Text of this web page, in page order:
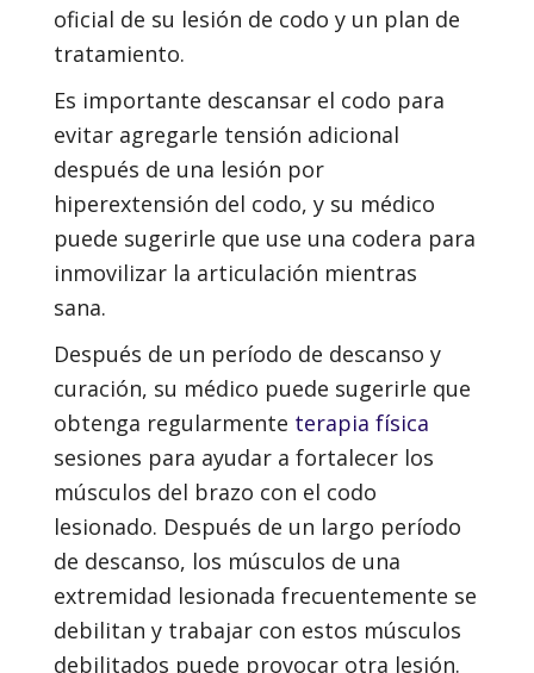
oficial de su lesión de codo y un plan de
tratamiento.
Es importante descansar el codo para
evitar agregarle tensión adicional
después de una lesión por
hiperextensión del codo, y su médico
puede sugerirle que use una codera para
inmovilizar la articulación mientras
sana.
Después de un período de descanso y
curación, su médico puede sugerirle que
obtenga regularmente terapia física
sesiones para ayudar a fortalecer los
músculos del brazo con el codo
lesionado. Después de un largo período
de descanso, los músculos de una
extremidad lesionada frecuentemente se
debilitan y trabajar con estos músculos
debilitados puede provocar otra lesión.